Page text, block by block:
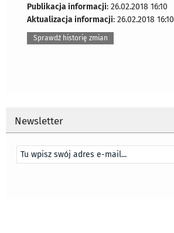
Publikacja informacji: 26.02.2018 16:10
Aktualizacja informacji: 26.02.2018 16:10
Sprawdź historię zmian
Newsletter